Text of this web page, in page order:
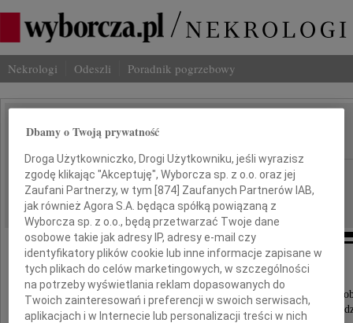
Nekrologi Odeszli Poradnik pogrzebowy
IMIĘ I NAZWISKO: Jan Krysiński
REGION: Łódź
DATA EMISJI: 25.02.2025
Z głębokim żalem zawiadamiamy,
że 19 lutego 2025 roku po długiej i ciężkiej
zmarł nasz ukochany Mąż, Tata, Teść, Dziadek i
Dbamy o Twoją prywatność
Droga Użytkowniczko, Drogi Użytkowniku, jeśli wyrazisz
zgodę klikając "Akceptuję", Wyborcza sp. z o.o. oraz jej
Zaufani Partnerzy, w tym [874 ] Zaufanych Partnerów IAB,
jak również Agora S.A. będąca spółką powiązaną z
Wyborcza sp. z o.o., będą przetwarzać Twoje dane
osobowe takie jak adresy IP, adresy e-mail czy
identyfikatory plików cookie lub inne informacje zapisane w
tych plikach do celów marketingowych, w szczególności
na potrzeby wyświetlania reklam dopasowanych do
Twoich zainteresowań i preferencji w swoich serwisach,
aplikacjach i w Internecie lub personalizacji treści w nich